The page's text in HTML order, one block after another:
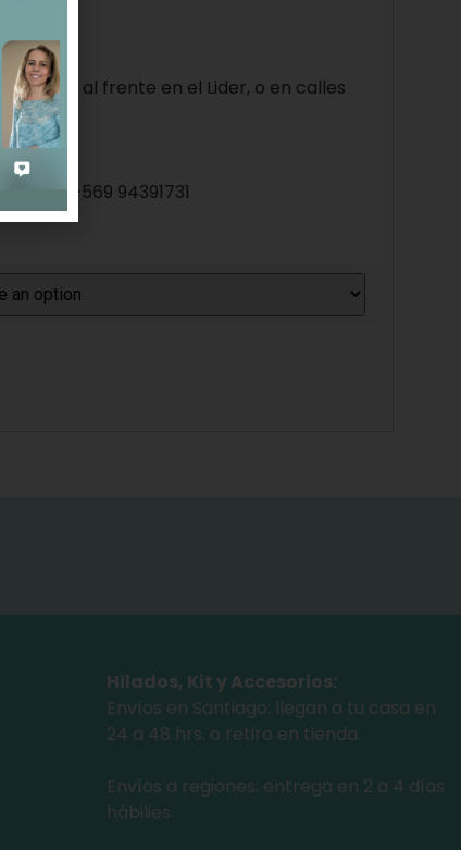
local, o al frente en el Lider, o en calles
al: +569 94391731
Hilados, Kit y Accesorios:
Envíos en Santiago: llegan a tu casa en
24 a 48 hrs. o retiro en tienda.
Envíos a regiones: entrega en 2 a 4 días
hábilies.